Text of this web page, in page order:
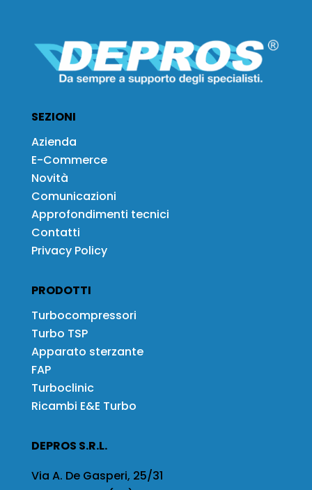
SEZIONI
Azienda
E-Commerce
Novità
Comunicazioni
Approfondimenti tecnici
Contatti
Privacy Policy
PRODOTTI
Turbocompressori
Turbo TSP
Apparato sterzante
FAP
Turboclinic
Ricambi E&E Turbo
DEPROS S.R.L.
Via A. De Gasperi, 25/31